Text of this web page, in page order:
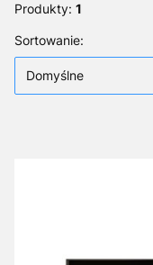
Produkty: 1
Lista produktów
Sortowanie:
Domyślne